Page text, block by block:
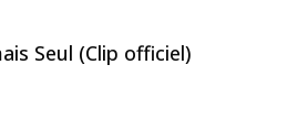
Seul (Clip officiel)